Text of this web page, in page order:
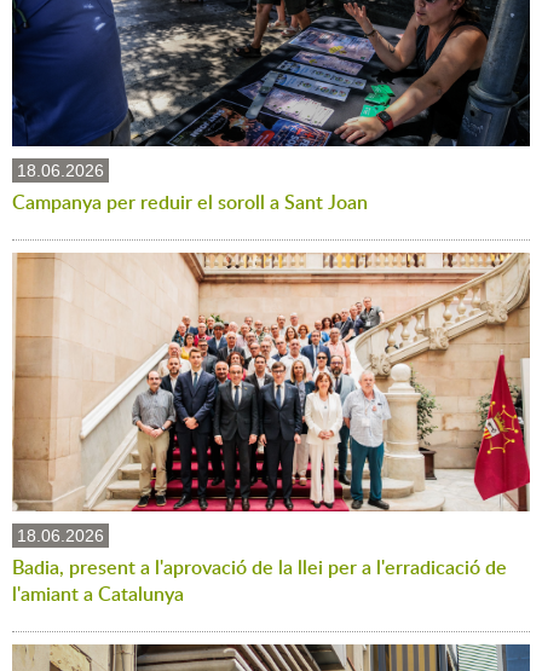
18.06.2026
Campanya per reduir el soroll a Sant Joan
18.06.2026
Badia, present a l'aprovació de la llei per a l'erradicació de
l'amiant a Catalunya